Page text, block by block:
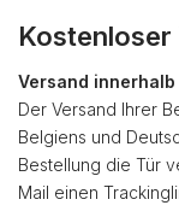
Kostenloser
Versand
Der Versand Ihrer
Belgiens und
Bestellung die Tür
Mail einen